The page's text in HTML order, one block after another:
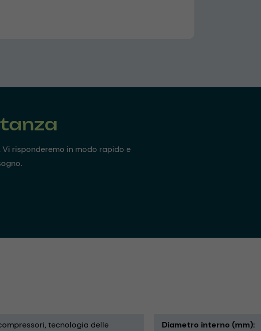
risponderemo in modo rapido e
tecnologia delle
Diametro interno (mm)